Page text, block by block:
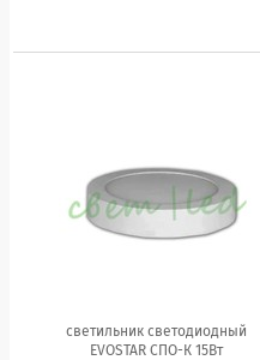
светильник cветодиодный
EVOSTAR СПО-К 15Вт